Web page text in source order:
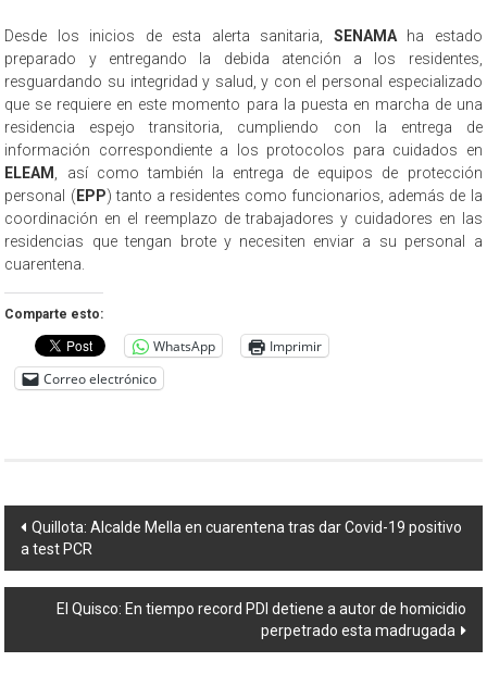
Desde los inicios de esta alerta sanitaria, SENAMAha estado
preparado y entregando la debida atención a los residentes,
resguardando su integridad y salud, y con el personal especializado
que se requiere en este momento para la puesta en marcha de una
residencia espejo transitoria, cumpliendo con la entrega de
información correspondiente a los protocolos para cuidados en
ELEAM , así como también la entrega de equipos de protección
personal ( EPP) tanto a residentes como funcionarios, además de la
coordinación en el reemplazo de trabajadores y cuidadores en las
residencias que tengan brote y necesiten enviar a su personal a
cuarentena.
Comparte esto:
WhatsApp
Imprimir
Correo electrónico
Navegación
de
entradas
Quillota: Alcalde Mella en cuarentena tras dar Covid-19 positivo
a test PCR
El Quisco: En tiempo record PDI detiene a autor de homicidio
perpetrado esta madrugada